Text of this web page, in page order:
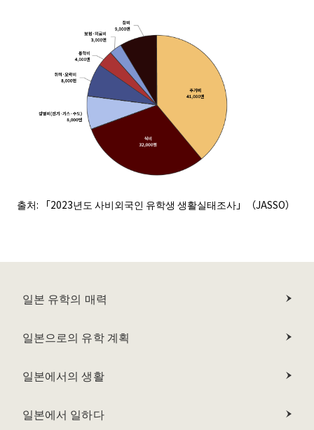
출처: 「2023년도 사비외국인 유학생 생활실태조사」（JASSO）
일본 유학의 매력
일본으로의 유학 계획
일본에서의 생활
일본에서 일하다